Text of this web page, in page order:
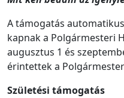
A támogatás
kapnak a Polgármesteri
augusztus 1 és
érintettek a
Születési támogatás